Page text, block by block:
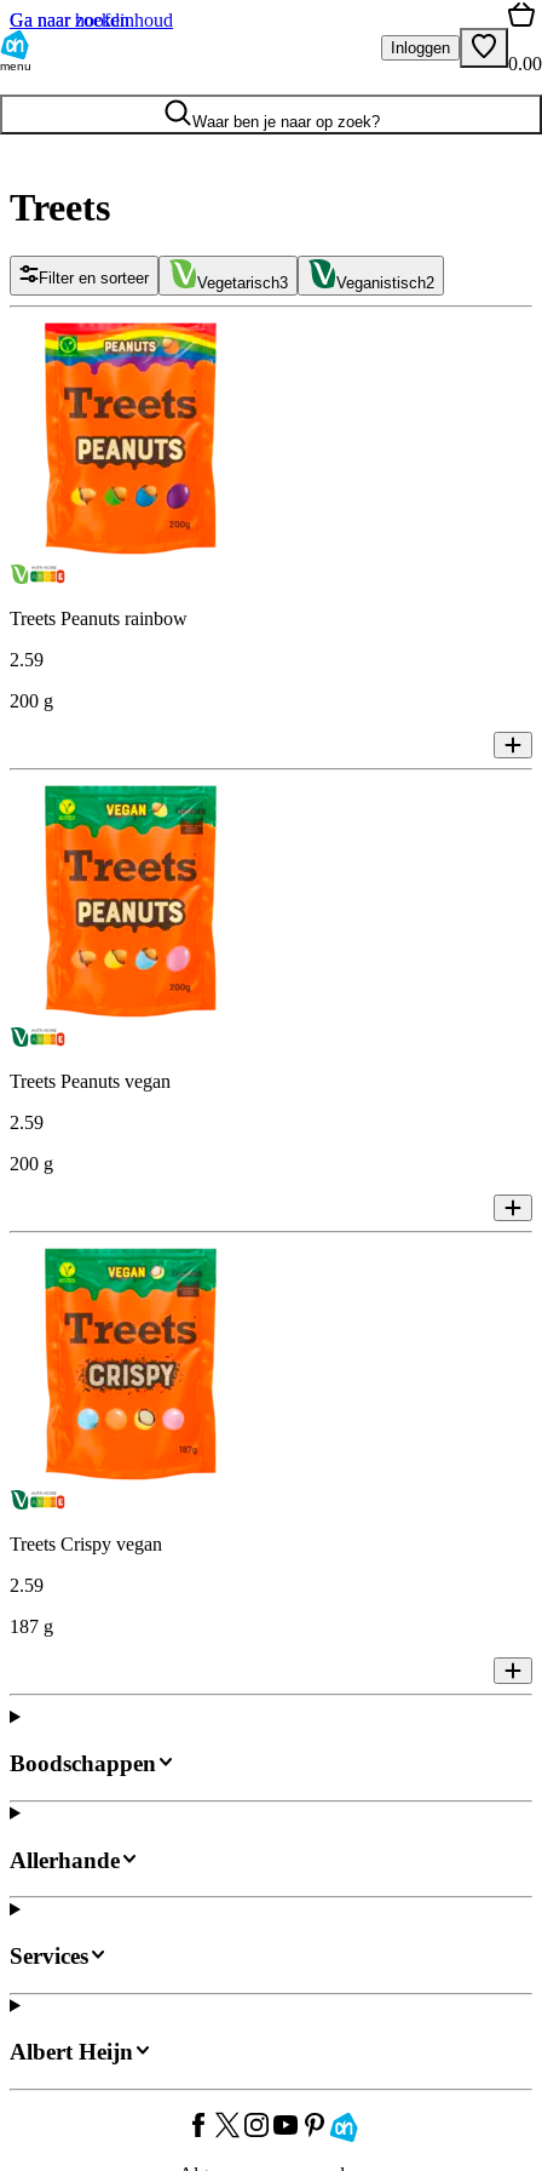
Ga naar hoofdinhoud
Ga naar zoeken
menu
Inloggen
0.00
Waar ben je naar op zoek?
Treets
Filter en sorteer Vegetarisch3 Veganistisch2
Treets Peanuts rainbow
2.59
200 g
Treets Peanuts vegan
2.59
200 g
Treets Crispy vegan
2.59
187 g
Boodschappen
Allerhande
Services
Albert Heijn